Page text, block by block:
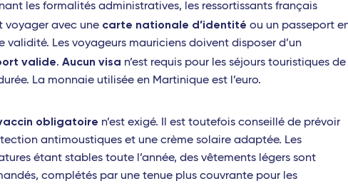
les formalités administratives, les ressortissants français
voyager avec unecarte nationale d’identité ou un passeport
validité. Les voyageurs mauriciens doivent disposer d’un
valide. Aucun visa n’est requis pour les séjours touristiques de
La monnaie utilisée en Martinique est l’euro.
obligatoire n’est exigé. Il est toutefois conseillé de prévoir
antimoustiques et une crème solaire adaptée. Les
étant stables toute l’année, des vêtements légers sont
complétés par une tenue plus couvrante pour les